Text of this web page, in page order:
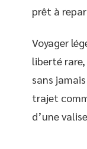
prêt à
Voyager
liberté
sans
trajet
d’une